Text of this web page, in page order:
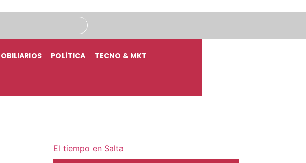
POLÍTICA TECNO & MKT
El tiempo en Salta